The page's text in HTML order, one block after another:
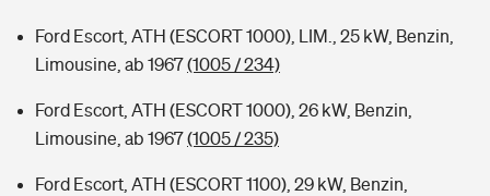
Ford Escort, ATH (ESCORT 1000), LIM., 25 kW, Benzin,
Limousine, ab 1967(1005 / 234)
Ford Escort, ATH (ESCORT 1000), 26 kW, Benzin,
Limousine, ab 1967(1005 / 235)
Ford Escort, ATH (ESCORT 1100), 29 kW, Benzin,